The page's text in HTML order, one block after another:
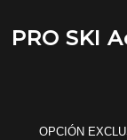
contenido
PRO SKI
OPCIÓN